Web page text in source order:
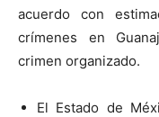
acuerdo con
crímenes en
crimen organizado.
El Estado de